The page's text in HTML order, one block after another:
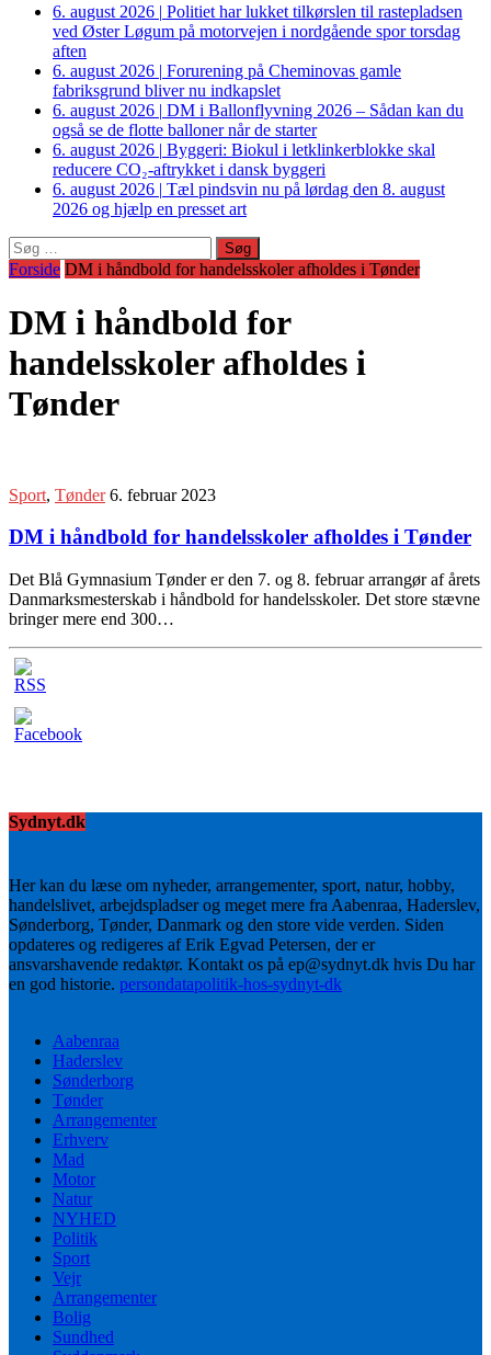
6. august 2026 | Politiet har lukket tilkørslen til rastepladsen
ved Øster Løgum på motorvejen i nordgående spor torsdag
aften
6. august 2026 | Forurening på Cheminovas gamle
fabriksgrund bliver nu indkapslet
6. august 2026 | DM i Ballonflyvning 2026 – Sådan kan du
også se de flotte balloner når de starter
6. august 2026 | Byggeri: Biokul i letklinkerblokke skal
reducere CO₂-aftrykket i dansk byggeri
6. august 2026 | Tæl pindsvin nu på lørdag den 8. august
2026 og hjælp en presset art
Søg
efter:
Forside DM i håndbold for handelsskoler afholdes i Tønder
DM i håndbold for
handelsskoler afholdes i
Tønder
Sport, Tønder 6. februar 2023
DM i håndbold for handelsskoler afholdes i Tønder
Det Blå Gymnasium Tønder er den 7. og 8. februar arrangør af årets
Danmarksmesterskab i håndbold for handelsskoler. Det store stævne
bringer mere end 300…
Sydnyt.dk
Her kan du læse om nyheder, arrangementer, sport, natur, hobby,
handelslivet, arbejdspladser og meget mere fra Aabenraa, Haderslev,
Sønderborg, Tønder, Danmark og den store vide verden. Siden
opdateres og redigeres af Erik Egvad Petersen, der er
ansvarshavende redaktør. Kontakt os på ep@sydnyt.dk hvis Du har
en god historie. persondatapolitik-hos-sydnyt-dk
Aabenraa
Haderslev
Sønderborg
Tønder
Arrangementer
Erhverv
Mad
Motor
Natur
NYHED
Politik
Sport
Vejr
Arrangementer
Bolig
Sundhed